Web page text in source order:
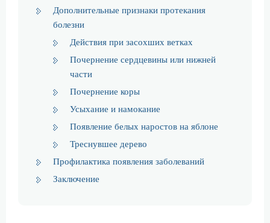
Дополнительные признаки протекания
болезни
Действия при засохших ветках
Почернение сердцевины или нижней
части
Почернение коры
Усыхание и намокание
Появление белых наростов на яблоне
Треснувшее дерево
Профилактика появления заболеваний
Заключение